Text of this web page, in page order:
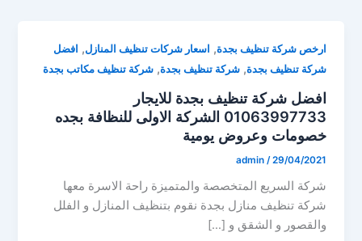
ارخص شركة تنظيف بجدة, اسعار شركات تنظيف المنازل, افضل
شركة تنظيف بجدة,شركة تنظيف بجدة,شركة تنظيف مكاتب بجدة
افضل شركة تنظيف بجدة للايجار
01063997733 الشركة الاولى للنظافة بجده
خصومات وعروض يومية
admin /29/04/2021
شركة السريع المتخصصة والمتميزة راحة الاسرة معها
شركة تنظيف منازل بجدة نقوم بتنظيف المنازل و الفلل
والقصور و الشقق و […]